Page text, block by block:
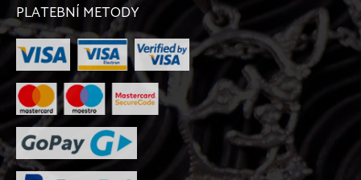
PLATEBNÍ METODY